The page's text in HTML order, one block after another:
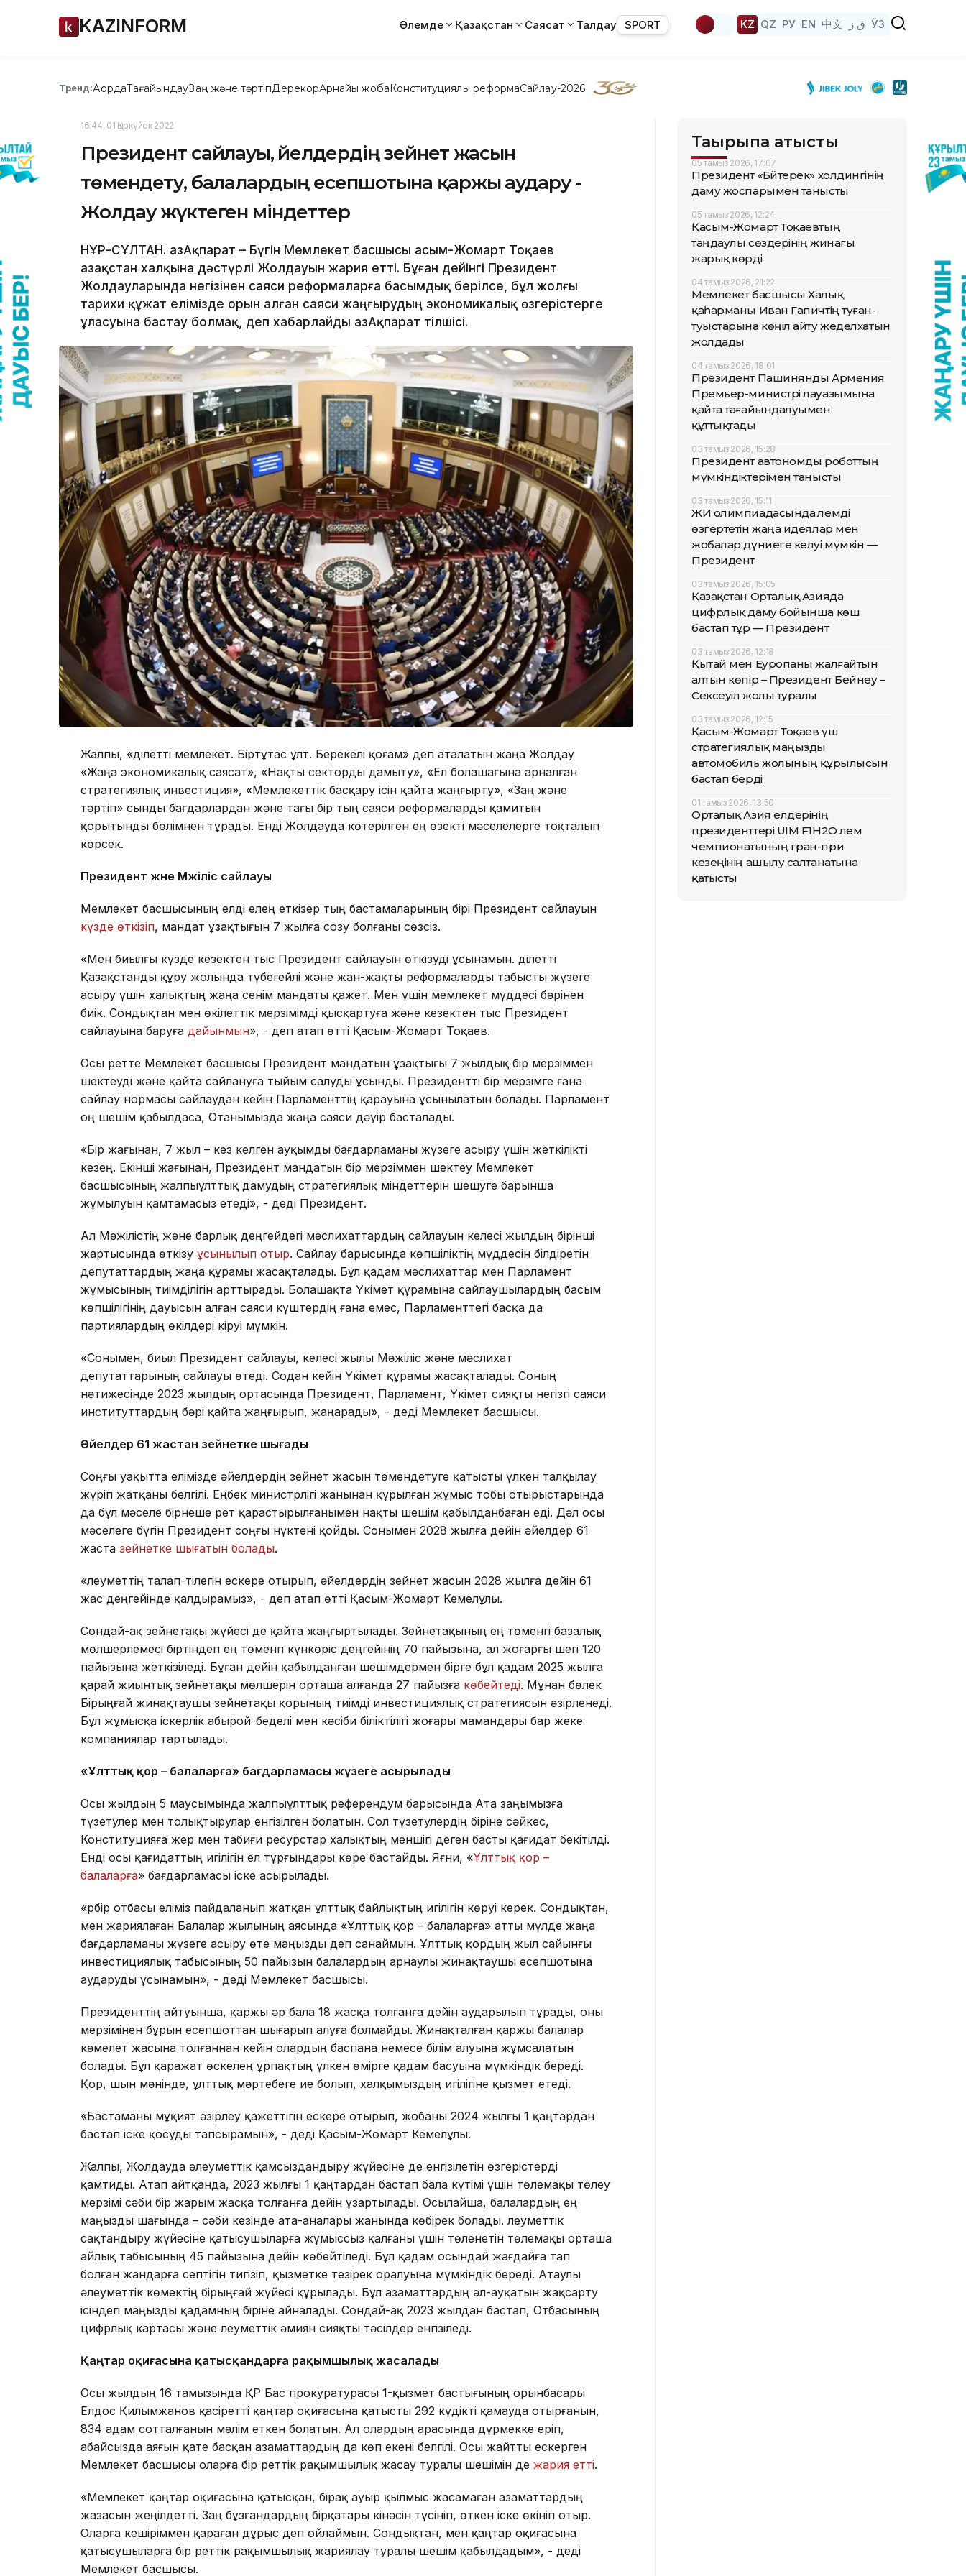
KAZINFORM Әлемде Қазақстан Саясат Талдау SPORT KZ QZ РУ EN 中文 ق ز ЎЗ
Тренд:АқордаТағайындауЗаң және тәртіпДерекқорАрнайы жобаКонституциялық реформаСайлау-2026
16:44, 01 Қыркүйек 2022
Президент сайлауы, әйелдердің зейнет жасын
төмендету, балалардың есепшотына қаржы аудару -
Жолдау жүктеген міндеттер
НҰР-СҰЛТАН. ҚазАқпарат – Бүгін Мемлекет басшысы Қасым-Жомарт Тоқаев
Қазақстан халқына дәстүрлі Жолдауын жария етті. Бұған дейінгі Президент
Жолдауларында негізінен саяси реформаларға басымдық берілсе, бұл жолғы
тарихи құжат елімізде орын алған саяси жаңғырудың экономикалық өзгерістерге
ұласуына бастау болмақ, деп хабарлайды ҚазАқпарат тілшісі.
Жалпы, «Әділетті мемлекет. Біртұтас ұлт. Берекелі қоғам» деп аталатын жаңа Жолдау
«Жаңа экономикалық саясат», «Нақты секторды дамыту», «Ел болашағына арналған
стратегиялық инвестиция», «Мемлекеттік басқару ісін қайта жаңғырту», «Заң және
тәртіп» сынды бағдарлардан және тағы бір тың саяси реформаларды қамитын
қорытынды бөлімнен тұрады. Енді Жолдауда көтерілген ең өзекті мәселелерге тоқталып
көрсек.
Президент және Мәжіліс сайлауы
Мемлекет басшысының елді елең еткізер тың бастамаларының бірі Президент сайлауын
күзде өткізіп, мандат ұзақтығын 7 жылға созу болғаны сөзсіз.
«Мен биылғы күзде кезектен тыс Президент сайлауын өткізуді ұсынамын. Әділетті
Қазақстанды құру жолында түбегейлі және жан-жақты реформаларды табысты жүзеге
асыру үшін халықтың жаңа сенім мандаты қажет. Мен үшін мемлекет мүддесі бәрінен
биік. Сондықтан мен өкілеттік мерзімімді қысқартуға және кезектен тыс Президент
сайлауына баруға дайынмын», - деп атап өтті Қасым-Жомарт Тоқаев.
Осы ретте Мемлекет басшысы Президент мандатын ұзақтығы 7 жылдық бір мерзіммен
шектеуді және қайта сайлануға тыйым салуды ұсынды. Президентті бір мерзімге ғана
сайлау нормасы сайлаудан кейін Парламенттің қарауына ұсынылатын болады. Парламент
оң шешім қабылдаса, Отанымызда жаңа саяси дәуір басталады.
«Бір жағынан, 7 жыл – кез келген ауқымды бағдарламаны жүзеге асыру үшін жеткілікті
кезең. Екінші жағынан, Президент мандатын бір мерзіммен шектеу Мемлекет
басшысының жалпыұлттық дамудың стратегиялық міндеттерін шешуге барынша
жұмылуын қамтамасыз етеді», - деді Президент.
Ал Мәжілістің және барлық деңгейдегі мәслихаттардың сайлауын келесі жылдың бірінші
жартысында өткізу ұсынылып отыр. Сайлау барысында көпшіліктің мүддесін білдіретін
депутаттардың жаңа құрамы жасақталады. Бұл қадам мәслихаттар мен Парламент
жұмысының тиімділігін арттырады. Болашақта Үкімет құрамына сайлаушылардың басым
көпшілігінің дауысын алған саяси күштердің ғана емес, Парламенттегі басқа да
партиялардың өкілдері кіруі мүмкін.
«Сонымен, биыл Президент сайлауы, келесі жылы Мәжіліс және мәслихат
депутаттарының сайлауы өтеді. Содан кейін Үкімет құрамы жасақталады. Соның
нәтижесінде 2023 жылдың ортасында Президент, Парламент, Үкімет сияқты негізгі саяси
институттардың бәрі қайта жаңғырып, жаңарады», - деді Мемлекет басшысы.
Әйелдер 61 жастан зейнетке шығады
Соңғы уақытта елімізде әйелдердің зейнет жасын төмендетуге қатысты үлкен талқылау
жүріп жатқаны белгілі. Еңбек министрлігі жанынан құрылған жұмыс тобы отырыстарында
да бұл мәселе бірнеше рет қарастырылғанымен нақты шешім қабылданбаған еді. Дәл осы
мәселеге бүгін Президент соңғы нүктені қойды. Сонымен 2028 жылға дейін әйелдер 61
жаста зейнетке шығатын болады.
«Әлеуметтің талап-тілегін ескере отырып, әйелдердің зейнет жасын 2028 жылға дейін 61
жас деңгейінде қалдырамыз», - деп атап өтті Қасым-Жомарт Кемелұлы.
Сондай-ақ зейнетақы жүйесі де қайта жаңғыртылады. Зейнетақының ең төменгі базалық
мөлшерлемесі біртіндеп ең төменгі күнкөріс деңгейінің 70 пайызына, ал жоғарғы шегі 120
пайызына жеткізіледі. Бұған дейін қабылданған шешімдермен бірге бұл қадам 2025 жылға
қарай жиынтық зейнетақы мөлшерін орташа алғанда 27 пайызға көбейтеді. Мұнан бөлек
Бірыңғай жинақтаушы зейнетақы қорының тиімді инвестициялық стратегиясын әзірленеді.
Бұл жұмысқа іскерлік абырой-беделі мен кәсіби біліктілігі жоғары мамандары бар жеке
компаниялар тартылады.
«Ұлттық қор – балаларға» бағдарламасы жүзеге асырылады
Осы жылдың 5 маусымында жалпыұлттық референдум барысында Ата заңымызға
түзетулер мен толықтырулар енгізілген болатын. Сол түзетулердің біріне сәйкес,
Конституцияға жер мен табиғи ресурстар халықтың меншігі деген басты қағидат бекітілді.
Енді осы қағидаттың игілігін ел тұрғындары көре бастайды. Яғни, «Ұлттық қор –
балаларға» бағдарламасы іске асырылады.
«Әрбір отбасы еліміз пайдаланып жатқан ұлттық байлықтың игілігін көруі керек. Сондықтан,
мен жариялаған Балалар жылының аясында «Ұлттық қор – балаларға» атты мүлде жаңа
бағдарламаны жүзеге асыру өте маңызды деп санаймын. Ұлттық қордың жыл сайынғы
инвестициялық табысының 50 пайызын балалардың арнаулы жинақтаушы есепшотына
аударуды ұсынамын», - деді Мемлекет басшысы.
Президенттің айтуынша, қаржы әр бала 18 жасқа толғанға дейін аударылып тұрады, оны
мерзімінен бұрын есепшоттан шығарып алуға болмайды. Жинақталған қаржы балалар
кәмелет жасына толғаннан кейін олардың баспана немесе білім алуына жұмсалатын
болады. Бұл қаражат өскелең ұрпақтың үлкен өмірге қадам басуына мүмкіндік береді.
Қор, шын мәнінде, ұлттық мәртебеге ие болып, халқымыздың игілігіне қызмет етеді.
«Бастаманы мұқият әзірлеу қажеттігін ескере отырып, жобаны 2024 жылғы 1 қаңтардан
бастап іске қосуды тапсырамын», - деді Қасым-Жомарт Кемелұлы.
Жалпы, Жолдауда әлеуметтік қамсыздандыру жүйесіне де енгізілетін өзгерістерді
қамтиды. Атап айтқанда, 2023 жылғы 1 қаңтардан бастап бала күтімі үшін төлемақы төлеу
мерзімі сәби бір жарым жасқа толғанға дейін ұзартылады. Осылайша, балалардың ең
маңызды шағында – сәби кезінде ата-аналары жанында көбірек болады. Әлеуметтік
сақтандыру жүйесіне қатысушыларға жұмыссыз қалғаны үшін төленетін төлемақы орташа
айлық табысының 45 пайызына дейін көбейтіледі. Бұл қадам осындай жағдайға тап
болған жандарға септігін тигізіп, қызметке тезірек оралуына мүмкіндік береді. Атаулы
әлеуметтік көмектің бірыңғай жүйесі құрылады. Бұл азаматтардың әл-ауқатын жақсарту
ісіндегі маңызды қадамның біріне айналады. Сондай-ақ 2023 жылдан бастап, Отбасының
цифрлық картасы және Әлеуметтік әмиян сияқты тәсілдер енгізіледі.
Қаңтар оқиғасына қатысқандарға рақымшылық жасалады
Осы жылдың 16 тамызында ҚР Бас прокуратурасы 1-қызмет бастығының орынбасары
Елдос Қилымжанов қасіретті қаңтар оқиғасына қатысты 292 күдікті қамауда отырғанын,
834 адам сотталғанын мәлім еткен болатын. Ал олардың арасында дүрмекке еріп,
абайсызда аяғын қате басқан азаматтардың да көп екені белгілі. Осы жайтты ескерген
Мемлекет басшысы оларға бір реттік рақымшылық жасау туралы шешімін де жария етті.
«Мемлекет қаңтар оқиғасына қатысқан, бірақ ауыр қылмыс жасамаған азаматтардың
жазасын жеңілдетті. Заң бұзғандардың бірқатары кінәсін түсініп, өткен іске өкініп отыр.
Оларға кешіріммен қараған дұрыс деп ойлаймын. Сондықтан, мен қаңтар оқиғасына
қатысушыларға бір реттік рақымшылық жариялау туралы шешім қабылдадым», - деді
Мемлекет басшысы.
Тақырыпқа қатысты
05 тамыз 2026, 17:07
Президент «Бәйтерек» холдингінің
даму жоспарымен танысты
05 тамыз 2026, 12:24
Қасым-Жомарт Тоқаевтың
таңдаулы сөздерінің жинағы
жарық көрді
04 тамыз 2026, 21:22
Мемлекет басшысы Халық
қаһарманы Иван Гапичтің туған-
туыстарына көңіл айту жеделхатын
жолдады
04 тамыз 2026, 18:01
Президент Пашинянды Армения
Премьер-министрі лауазымына
қайта тағайындалуымен
құттықтады
03 тамыз 2026, 15:28
Президент автономды роботтың
мүмкіндіктерімен танысты
03 тамыз 2026, 15:11
ЖИ олимпиадасында әлемді
өзгертетін жаңа идеялар мен
жобалар дүниеге келуі мүмкін —
Президент
03 тамыз 2026, 15:05
Қазақстан Орталық Азияда
цифрлық даму бойынша көш
бастап тұр — Президент
03 тамыз 2026, 12:18
Қытай мен Еуропаны жалғайтын
алтын көпір – Президент Бейнеу –
Сексеуіл жолы туралы
03 тамыз 2026, 12:15
Қасым-Жомарт Тоқаев үш
стратегиялық маңызды
автомобиль жолының құрылысын
бастап берді
01 тамыз 2026, 13:50
Орталық Азия елдерінің
президенттері UIM F1H2O әлем
чемпионатының гран-при
кезеңінің ашылу салтанатына
қатысты